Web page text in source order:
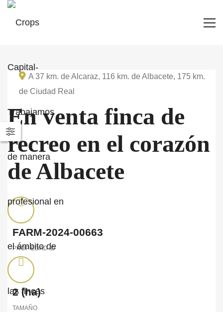
A 37 km. de Alcaraz, 116 km. de Albacete, 175 km.
de Ciudad Real
En venta finca de
recreo en el corazón
de Albacete
FARM-2024-00663
PROPIEDAD ID
2 (ha)
TAMAÑO